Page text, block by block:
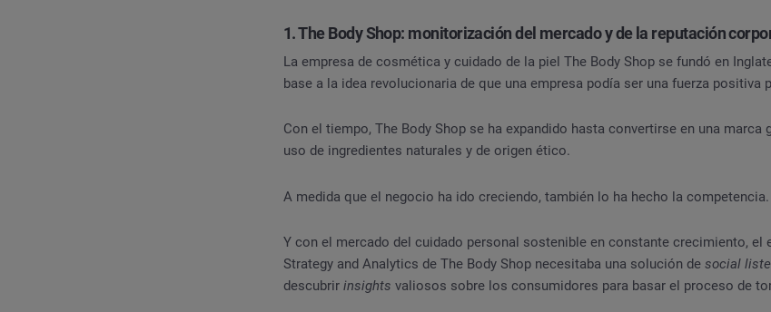
1. The Body Shop: monitorización del mercado y de la reputación
La empresa de cosmética y cuidado de la piel The Body Shop se fundó en
base a la idea revolucionaria de que una empresa podía ser una fuerza positiva
Con el tiempo, The Body Shop se ha expandido hasta convertirse en una marca
uso de ingredientes naturales y de origen ético.
A medida que el negocio ha ido creciendo, también lo ha hecho la competencia.
Y con el mercado del cuidado personal sostenible en constante crecimiento, el
Strategy and Analytics de The Body Shop necesitaba una solución de social
descubrir insights valiosos sobre los consumidores para basar el proceso de